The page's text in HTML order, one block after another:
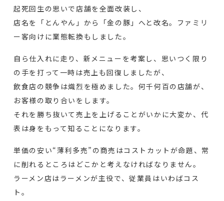
起死回生の思いで店舗を全面改装し、
店名を「とんやん」から「金の豚」へと改名。ファミリ
ー客向けに業態転換もしました。
自ら仕入れに走り、新メニューを考案し、思いつく限り
の手を打って一時は売上も回復しましたが、
飲食店の競争は熾烈を極めました。何千何百の店舗が、
お客様の取り合いをします。
それを勝ち抜いて売上を上げることがいかに大変か、代
表は身をもって知ることになります。
単価の安い“薄利多売”の商売はコストカットが命題、常
に削れるところはどこかと考えなければなりません。
ラーメン店はラーメンが主役で、従業員はいわばコス
ト。